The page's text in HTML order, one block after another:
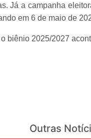
Já a campanha
em 6 de maio de
biênio 2025/2027
Outras